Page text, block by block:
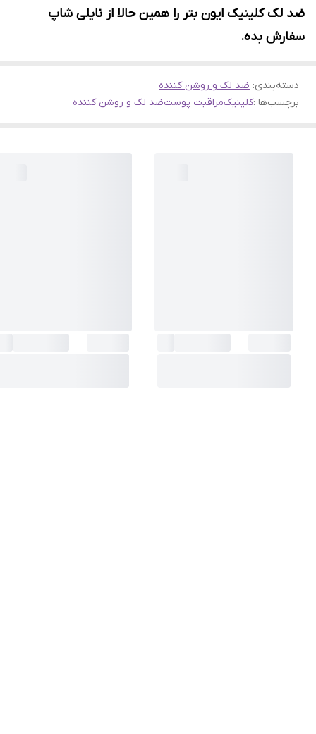
ضد لک کلینیک ایون بتر را همین حالا از نایلی شاپ
سفارش بده.
دسته‌بندی: ضد لک و روشن کننده
برچسب‌ها :کلینیکمراقبت پوستضد لک و روشن کننده